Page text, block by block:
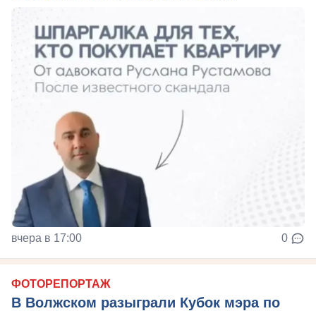
вчера в 17:00 0
ФОТОРЕПОРТАЖ
В Волжском разыграли Кубок мэра по